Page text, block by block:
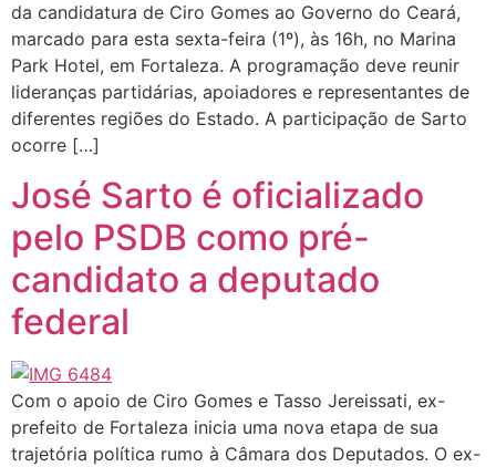
da candidatura de Ciro Gomes ao Governo do Ceará,
marcado para esta sexta-feira (1º), às 16h, no Marina
Park Hotel, em Fortaleza. A programação deve reunir
lideranças partidárias, apoiadores e representantes de
diferentes regiões do Estado. A participação de Sarto
ocorre […]
José Sarto é oficializado
pelo PSDB como pré-
candidato a deputado
federal
Com o apoio de Ciro Gomes e Tasso Jereissati, ex-
prefeito de Fortaleza inicia uma nova etapa de sua
trajetória política rumo à Câmara dos Deputados. O ex-